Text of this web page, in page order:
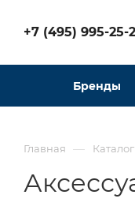
+7 (495) 995-25-
Бренды
Главная — Каталог